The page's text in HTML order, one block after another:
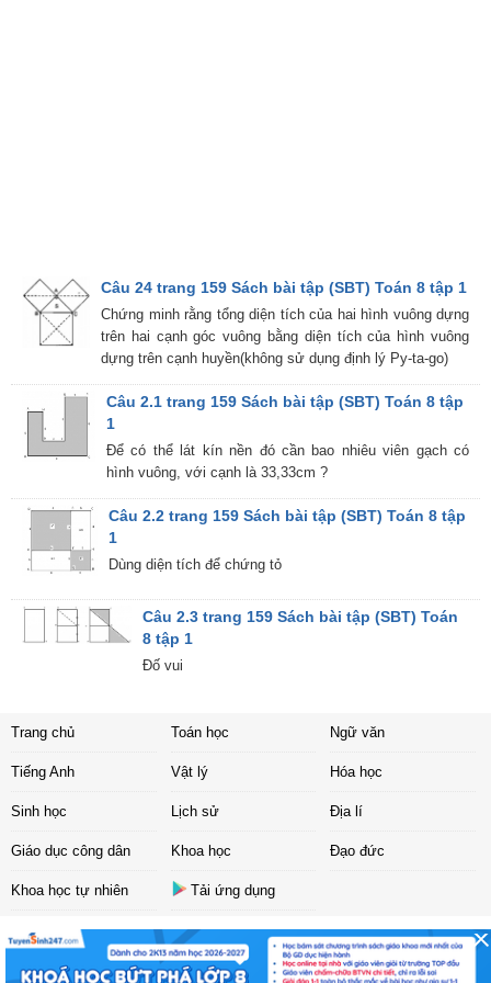
Câu 24 trang 159 Sách bài tập (SBT) Toán 8 tập 1
Chứng minh rằng tổng diện tích của hai hình vuông dựng
trên hai cạnh góc vuông bằng diện tích của hình vuông
dựng trên cạnh huyền(không sử dụng định lý Py-ta-go)
Câu 2.1 trang 159 Sách bài tập (SBT) Toán 8 tập
1
Để có thể lát kín nền đó cần bao nhiêu viên gạch có
hình vuông, với cạnh là 33,33cm ?
Câu 2.2 trang 159 Sách bài tập (SBT) Toán 8 tập
1
Dùng diện tích để chứng tỏ
Câu 2.3 trang 159 Sách bài tập (SBT) Toán
8 tập 1
Đố vui
Trang chủ Toán học Ngữ văn
Tiếng Anh Vật lý Hóa học
Sinh học Lịch sử Địa lí
Giáo dục công dân Khoa học Đạo đức
Khoa học tự nhiên Tải ứng dụng
Liên hệ
Chính sách
Copyright ©2017 Sachbaitap.com